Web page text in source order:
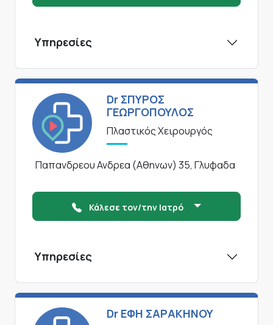
Υπηρεσίες
Dr ΣΠΥΡΟΣ
ΓΕΩΡΓΟΠΟΥΛΟΣ
Πλαστικός Χειρουργός
Παπανδρεου Ανδρεα (Αθηνων) 35, Γλυφαδα
Κάλεσε τον/την Ιατρό
Υπηρεσίες
Dr ΕΦΗ ΣΑΡΑΚΗΝΟΥ